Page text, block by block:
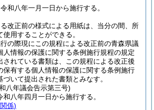
和八年一月一日から施行する。
改正前の様式による用紙は、当分の間、所
用することができる。
の際現にこの規程による改正前の青森県議
人情報の保護に関する条例施行規程の規定
されている書類は、この規程による改正後
保有する個人情報の保護に関する条例施行
いて提出された書類とみなす。
八年議会告示第三号)
和八年四月一日から施行する。
係)